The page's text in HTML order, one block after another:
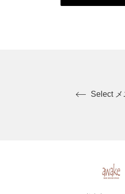
Select メ